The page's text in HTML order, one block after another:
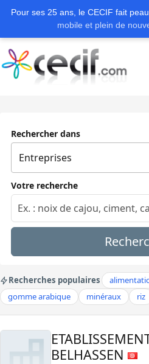
Pour ses 25 ans, le CECIF fait
mobile et plein de
Rechercher dans
Votre recherche
Recherches populaires
gomme arabique
minéraux riz
BELHASSEN